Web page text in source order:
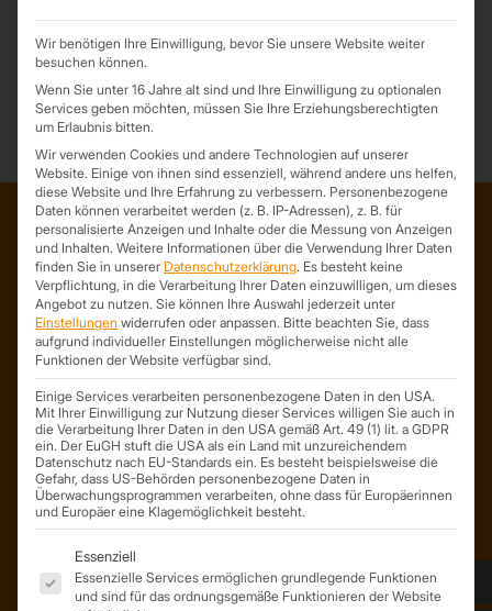
Eine tolle Veranstaltung war das wieder! Unser Bester Mitarbeiter
Enni schaffte die Strecke in 22
ADRESSE
Trapezprofile Deutschland
ist ein Geschäftsbereich der
On Spot Service GmbH
04356 Leipzig
Deutschland
Mail: info@trapezprofile-deutschland.de
Tel.: +49 341 520 19 139
Wir benötigen Ihre Einwilligung, bevor Sie unsere Website weiter
besuchen können.
Wenn Sie unter 16 Jahre alt sind und Ihre Einwilligung zu optionalen
Services geben möchten, müssen Sie Ihre Erziehungsberechtigten
um Erlaubnis bitten.
Wir verwenden Cookies und andere Technologien auf unserer
Website. Einige von ihnen sind essenziell, während andere uns helfen,
diese Website und Ihre Erfahrung zu verbessern. Personenbezogene
Daten können verarbeitet werden (z. B. IP-Adressen), z. B. für
personalisierte Anzeigen und Inhalte oder die Messung von Anzeigen
und Inhalten. Weitere Informationen über die Verwendung Ihrer Daten
finden Sie in unserer Datenschutzerklärung. Es besteht keine
Verpflichtung, in die Verarbeitung Ihrer Daten einzuwilligen, um dieses
Angebot zu nutzen. Sie können Ihre Auswahl jederzeit unter
Einstellungen widerrufen oder anpassen. Bitte beachten Sie, dass
aufgrund individueller Einstellungen möglicherweise nicht alle
Funktionen der Website verfügbar sind.
Einige Services verarbeiten personenbezogene Daten in den USA.
Mit Ihrer Einwilligung zur Nutzung dieser Services willigen Sie auch in
die Verarbeitung Ihrer Daten in den USA gemäß Art. 49 (1) lit. a GDPR
ein. Der EuGH stuft die USA als ein Land mit unzureichendem
Datenschutz nach EU-Standards ein. Es besteht beispielsweise die
Gefahr, dass US-Behörden personenbezogene Daten in
Überwachungsprogrammen verarbeiten, ohne dass für Europäerinnen
und Europäer eine Klagemöglichkeit besteht.
Es folgt eine Liste der Service-Gruppen, für die eine
Essenziell
Essenzielle Services ermöglichen grundlegende Funktionen
und sind für das ordnungsgemäße Funktionieren der Website